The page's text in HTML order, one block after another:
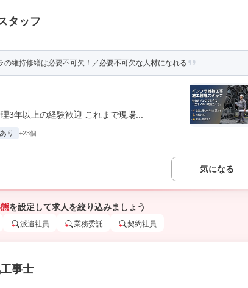
タッフ
維持修繕は必要不可欠！／必要不可欠な人材になれる
3年以上の経験歓迎 これまで現場...
り +23個
気になる
を設定して求人を絞り込みましょう
派遣社員 業務委託 契約社員
事士